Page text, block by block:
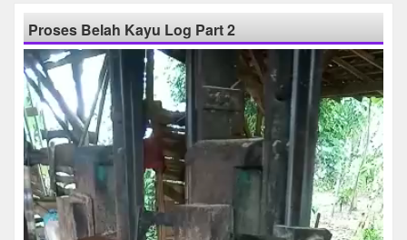
Proses Belah Kayu Log Part 2
Pemutar
Video